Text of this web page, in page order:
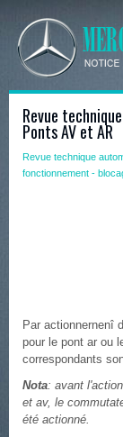
Revue
Ponts AV et AR
Revue technique
fonctionnement -
Par actionnernenî
pour le pont ar ou
correspondants
Nota: avant
et av, le
été actionné.